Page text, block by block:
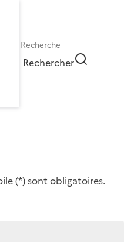
Rechercher
(*) sont obligatoires.